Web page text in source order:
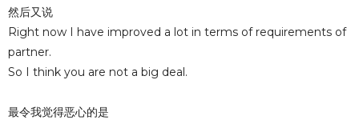
然后又说
Right now I have improved a lot in terms of requirements of
partner.
So I think you are not a big deal.
最令我觉得恶心的是